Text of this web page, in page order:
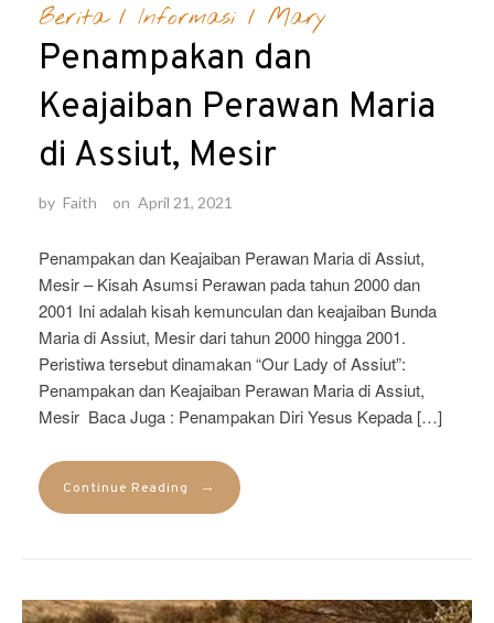
Berita/ Informasi / Mary
Penampakan dan
Keajaiban Perawan Maria
di Assiut, Mesir
by Faith on April 21, 2021
Penampakan dan Keajaiban Perawan Maria di Assiut,
Mesir – Kisah Asumsi Perawan pada tahun 2000 dan
2001 Ini adalah kisah kemunculan dan keajaiban Bunda
Maria di Assiut, Mesir dari tahun 2000 hingga 2001.
Peristiwa tersebut dinamakan “Our Lady of Assiut”:
Penampakan dan Keajaiban Perawan Maria di Assiut,
Mesir Baca Juga : Penampakan Diri Yesus Kepada […]
Continue Reading →